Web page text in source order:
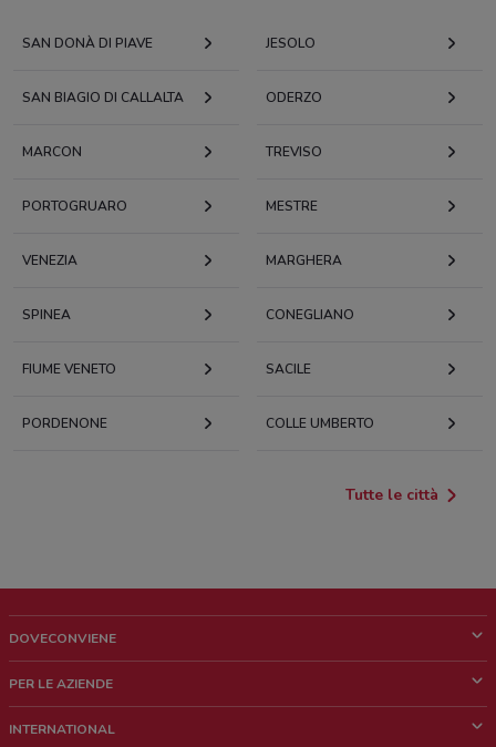
SAN DONÀ DI PIAVE JESOLO
SAN BIAGIO DI CALLALTA ODERZO
MARCON TREVISO
PORTOGRUARO MESTRE
VENEZIA MARGHERA
SPINEA CONEGLIANO
FIUME VENETO SACILE
PORDENONE COLLE UMBERTO
Tutte le città
DOVECONVIENE
Chi siamo
PER LE AZIENDE
INTERNATIONAL